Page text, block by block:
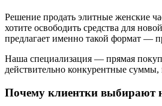
Решение продать элитные женские
хотите освободить средства для
предлагает именно такой формат —
Наша специализация — прямая
действительно конкурентные
Почему клиентки выбирают